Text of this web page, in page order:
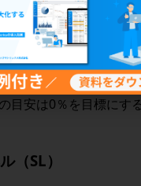
は、顧客が「電話が
高く、「1件ごとの対
ーが不足している」
高いと顧客満足度の低
目安は0％を目標にす
（SL）